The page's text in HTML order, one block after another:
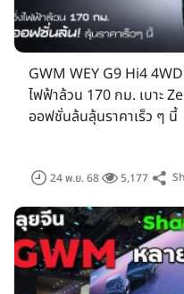
GWM WEY G9 Hi4
ไฟฟ้าล้วน 170 กม. เบาะ
ออฟชั่นล้นลุ้นราคาเร็ว ๆ นี้
24 พ.ย. 68
5,177